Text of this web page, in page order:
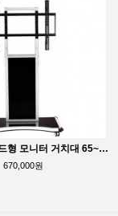
[5MPS-1]스탠드형 모니터 거치대 65~90인치 모든 TV 모니터 호환
670,000원